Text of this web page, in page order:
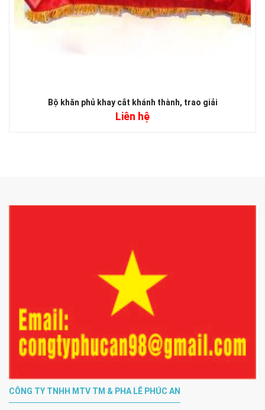
Bộ khăn phủ khay cắt khánh thành, trao giải
Liên hệ
CÔNG TY TNHH MTV TM & PHA LÊ PHÚC AN